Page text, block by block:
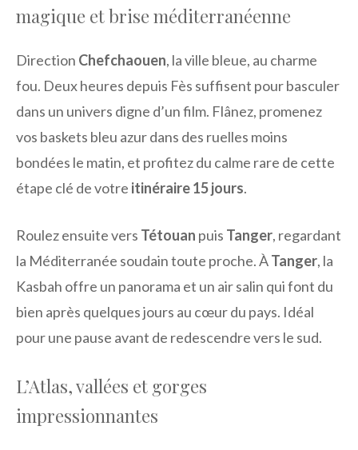
magique et brise méditerranéenne
Direction Chefchaouen, la ville bleue, au charme
fou. Deux heures depuis Fès suffisent pour basculer
dans un univers digne d’un film. Flânez, promenez
vos baskets bleu azur dans des ruelles moins
bondées le matin, et profitez du calme rare de cette
étape clé de votre itinéraire 15 jours.
Roulez ensuite vers Tétouan puis Tanger, regardant
la Méditerranée soudain toute proche. ÀTanger, la
Kasbah offre un panorama et un air salin qui font du
bien après quelques jours au cœur du pays. Idéal
pour une pause avant de redescendre vers le sud.
L’Atlas, vallées et gorges
impressionnantes